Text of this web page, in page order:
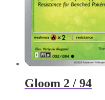
Gloom 2 / 94